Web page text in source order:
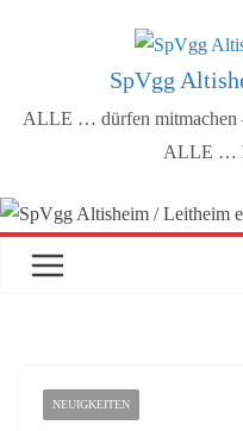
SpVgg
ALLE … dürfen
ALLE …
NEUIGKEITEN